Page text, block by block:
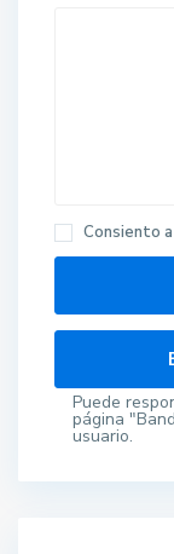
Consiento
Puede
página
usuario.